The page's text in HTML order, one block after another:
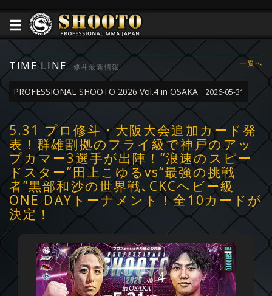
TIME LINE 修斗最新情報 一覧へ
PROFESSIONAL SHOOTO 2026 Vol.4 in OSAKA 2026-05-31
5.31 プロ修斗・大阪大会追加カード発
表！群雄割拠のフライ級で神戸のアッ
プカマー3選手が出陣！“浪速のスピー
ドスター”田上こゆるvs“最強の挑戦
者”黒部和沙の世界戦､CKCヘビー級
ONE DAYトーナメント！全10カードが
決定！